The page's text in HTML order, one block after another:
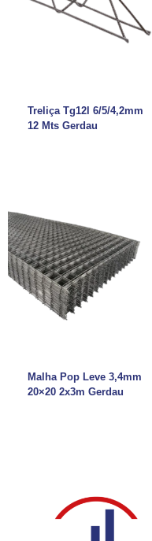
Treliça Tg12l 6/5/4,2mm
12 Mts Gerdau
Malha Pop Leve 3,4mm
20×20 2x3m Gerdau